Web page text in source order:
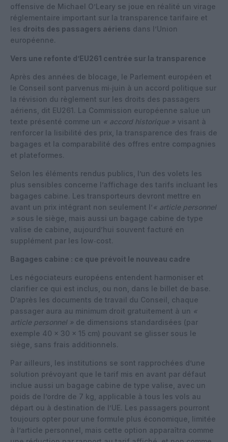
offensive de Michael O’Leary se joue en réalité un virage
réglementaire important sur la transparence tarifaire et
les droits des passagers aériens dans l’Union
européenne.
Vers une refonte d’EU261 centrée sur la transparence
Après des années de blocage, le Parlement européen et
le Conseil sont parvenus mi‑juin à un accord politique sur
la révision du règlement sur les droits des passagers
aériens, dit EU261. La Commission européenne salue un
texte présenté comme un « accord historique » visant à
renforcer la lisibilité des prix, la transparence des frais de
bagages et la comparabilité des offres entre compagnies
et plateformes.
Selon les éléments rendus publics, l’un des volets les
plus sensibles concerne l’affichage des tarifs incluant les
bagages cabine. Les transporteurs devront mettre en
avant un prix intégrant non seulement l’« article personnel
» sous le siège, mais aussi un bagage cabine de type
valise de cabine, aujourd’hui souvent facturé en
supplément par les low‑cost.
Bagages cabine : ce que prévoit le nouveau cadre
Les négociateurs européens entendent harmoniser et
clarifier ce qui est inclus, ou non, dans le billet de base.
D’après les documents de travail du Conseil, chaque
passager aura au minimum droit gratuitement à un «
article personnel » de dimensions standardisées (par
exemple 40 x 30 x 15 cm) pouvant se glisser sous le
siège, sans frais additionnels.
Par ailleurs, les institutions se sont rapprochées d’une
solution prévoyant que le tarif mis en avant par défaut
inclue aussi un bagage cabine de type valise, avec un
poids de l’ordre de 7 kg, applicable à tous les vols au
départ ou à destination de l’UE. Les passagers pourront
toujours opter pour une formule plus économique, limitée
à l’article personnel, mais cette option apparaîtra comme